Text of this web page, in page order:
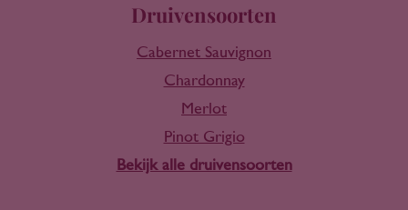
Druivensoorten
Cabernet Sauvignon
Chardonnay
Merlot
Pinot Grigio
Bekijk alle druivensoorten